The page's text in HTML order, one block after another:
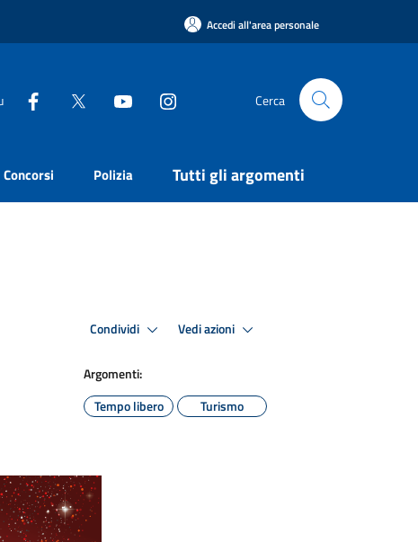
Accedi all'area personale
Cerca
Concorsi Polizia Tutti gli argomenti
Condividi Vedi azioni
Argomenti:
Tempo libero
Turismo